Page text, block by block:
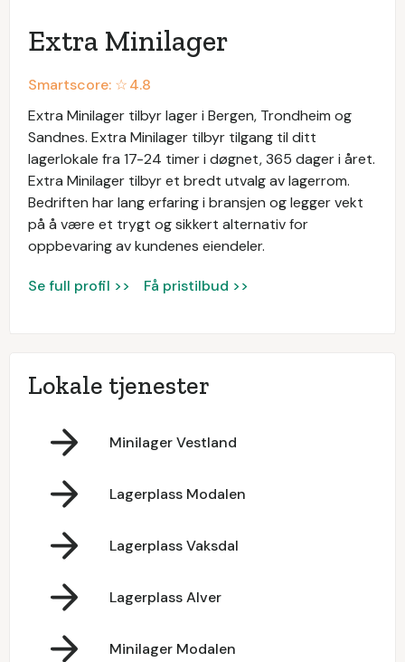
Extra Minilager
Smartscore: ☆4.8
Extra Minilager tilbyr lager i Bergen, Trondheim og
Sandnes. Extra Minilager tilbyr tilgang til ditt
lagerlokale fra 17-24 timer i døgnet, 365 dager i året.
Extra Minilager tilbyr et bredt utvalg av lagerrom.
Bedriften har lang erfaring i bransjen og legger vekt
på å være et trygt og sikkert alternativ for
oppbevaring av kundenes eiendeler.
Se full profil >> Få pristilbud >>
Lokale tjenester
Minilager Vestland
Lagerplass Modalen
Lagerplass Vaksdal
Lagerplass Alver
Minilager Modalen